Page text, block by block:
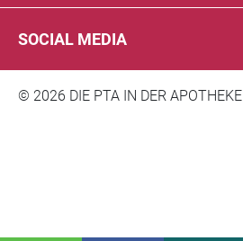
SOCIAL MEDIA
© 2026 DIE PTA IN DER APOTHEKE